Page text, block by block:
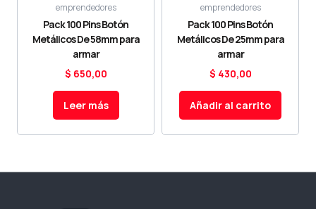
emprendedores
Pack 100 Pins Botón
Metálicos De 58mm para
armar
$ 650,00
Leer más
emprendedores
Pack 100 Pins Botón
Metálicos De 25mm para
armar
$ 430,00
Añadir al carrito